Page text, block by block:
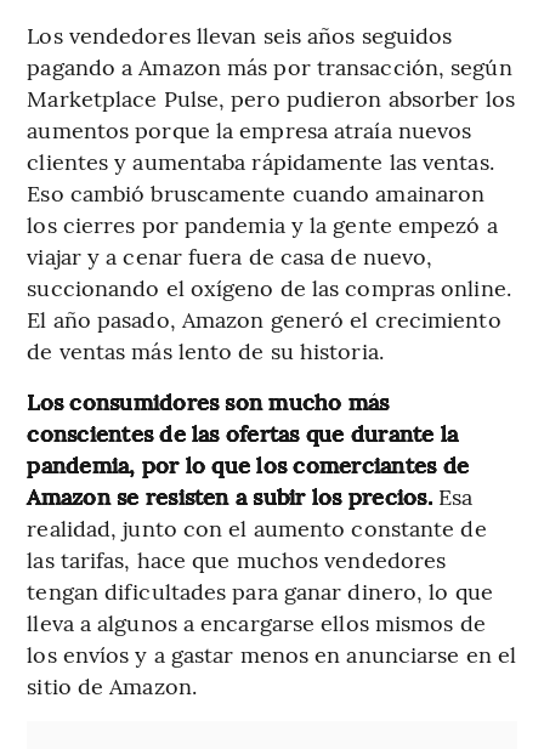
Los vendedores llevan seis años seguidos
pagando a Amazon más por transacción, según
Marketplace Pulse, pero pudieron absorber los
aumentos porque la empresa atraía nuevos
clientes y aumentaba rápidamente las ventas.
Eso cambió bruscamente cuando amainaron
los cierres por pandemia y la gente empezó a
viajar y a cenar fuera de casa de nuevo,
succionando el oxígeno de las compras online.
El año pasado, Amazon generó el crecimiento
de ventas más lento de su historia.
Los consumidores son mucho más
conscientes de las ofertas que durante la
pandemia, por lo que los comerciantes de
Amazon se resisten a subir los precios. Esa
realidad, junto con el aumento constante de
las tarifas, hace que muchos vendedores
tengan dificultades para ganar dinero, lo que
lleva a algunos a encargarse ellos mismos de
los envíos y a gastar menos en anunciarse en el
sitio de Amazon.